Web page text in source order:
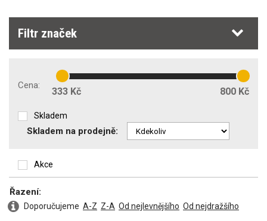
50-M
194
Pohlaví
dámské(17)
pánské
Oděvy Obecné vlastnosti
Typ oděvu
Příprava na strojní vyšívání
Filtr značek
Cena:
333 Kč 800 Kč
Skladem
Skladem na prodejně:
Řazení:
Doporučujeme A-Z Z-A Od nejlevnějšího Od nejdražšího
Akce